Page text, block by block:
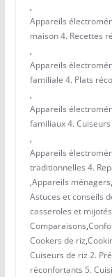
,
Appareils
maison 4. Recettes
,
Appareils
familiale 4. Plats
,
Appareils
familiaux 4.
,
Appareils
traditionnelles 4.
,Appareils ménagers,
Astuces et conseils
casseroles et
Comparaisons,
Cookers de riz,
Cuiseurs de riz 2.
réconfortants 5.